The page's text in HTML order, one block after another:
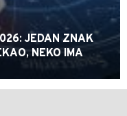
JEDAN ZNAK
NEKO IMA